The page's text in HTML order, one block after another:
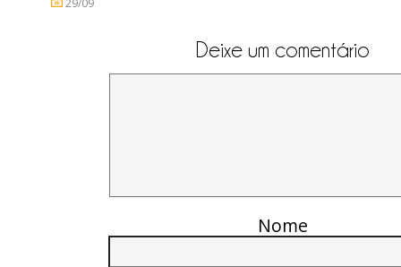
29/09
Deixe um comentário
Nome